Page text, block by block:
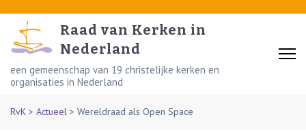
content
(Press
Enter)
Raad van Kerken in
Nederland
een gemeenschap van 19 christelijke kerken en
organisaties in Nederland
RvK > Actueel > Wereldraad als Open Space